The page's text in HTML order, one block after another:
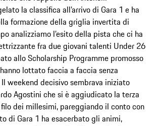
la classifica all’arrivo di Gara 1 e ha
formazione della griglia invertita di
analizziamo l’esito della pista che ci ha
fra due giovani talenti Under 26
allo Scholarship Programme promosso
lottato faccia a faccia senza
weekend decisivo sembrava iniziato
Agostini che si è aggiudicato la terza
dei millesimi, pareggiando il conto con
di Gara 1 ha esacerbato gli animi,